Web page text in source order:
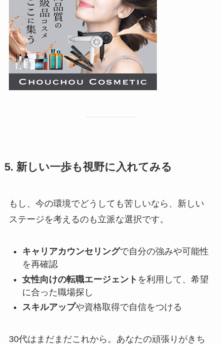
5. 新しい一歩も視野に入れてみる
もし、今の環境でどうしても苦しいなら、新しい
ステージを考えるのも立派な選択です。
キャリアカウンセリングで自分の強みや可能性
を再確認
女性向けの転職エージェント を利用して、希望
に合った職場探し
スキルアップや資格取得で自信をつける
30代はまだまだこれから。あなたの頑張りがきち